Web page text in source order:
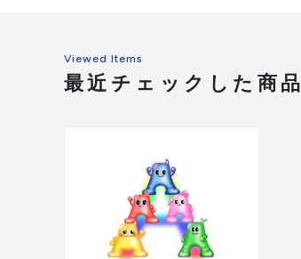
Viewed Items
最近チェックした商品